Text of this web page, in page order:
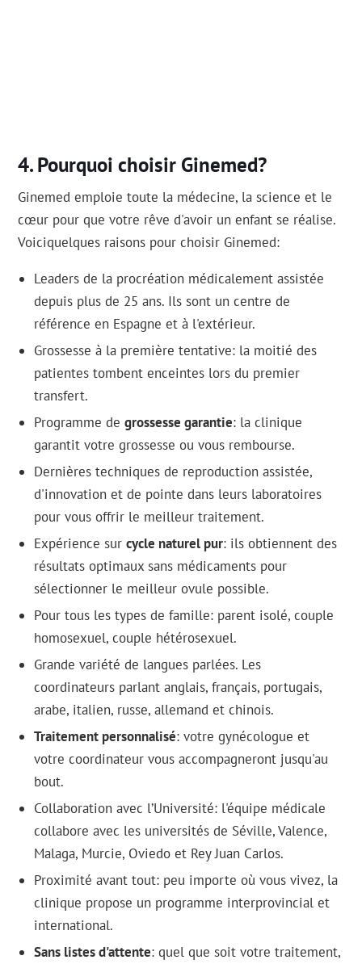
Pourquoi choisir Ginemed?
Ginemed emploie toute la médecine, la science et le
cœur pour que votre rêve d'avoir un enfant se réalise.
Voiciquelques raisons pour choisir Ginemed:
Leaders de la procréation médicalement assistée
depuis plus de 25 ans. Ils sont un centre de
référence en Espagne et à l'extérieur.
Grossesse à la première tentative: la moitié des
patientes tombent enceintes lors du premier
transfert.
Programme degrossesse garantie: la clinique
garantit votre grossesse ou vous rembourse.
Dernières techniques de reproduction assistée,
d'innovation et de pointe dans leurs laboratoires
pour vous offrir le meilleur traitement.
Expérience surcycle naturel pur: ils obtiennent des
résultats optimaux sans médicaments pour
sélectionner le meilleur ovule possible.
Pour tous les types de famille: parent isolé, couple
homosexuel, couple hétérosexuel.
Grande variété de langues parlées. Les
coordinateurs parlant anglais, français, portugais,
arabe, italien, russe, allemand et chinois.
Traitement personnalisé: votre gynécologue et
votre coordinateur vous accompagneront jusqu'au
bout.
Collaboration avec l’Université: l'équipe médicale
collabore avec les universités de Séville, Valence,
Malaga, Murcie, Oviedo et Rey Juan Carlos.
Proximité avant tout: peu importe où vous vivez, la
clinique propose un programme interprovincial et
international.
Sans listes d'attente: quel que soit votre traitement,